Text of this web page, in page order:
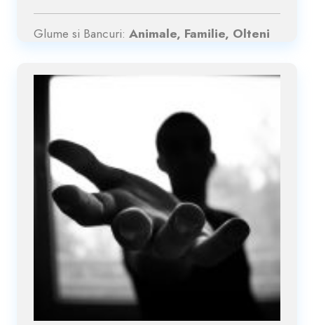
Glume si Bancuri: Animale, Familie, Olteni